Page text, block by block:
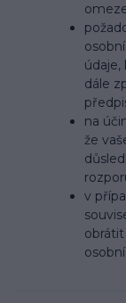
údaje,
dále
na
že
v